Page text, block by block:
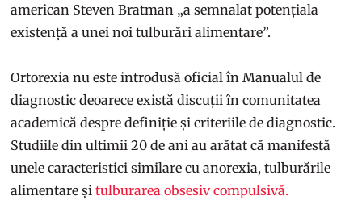
american Steven Bratman „a semnalat potențiala
existență a unei noi tulburări alimentare”.
Ortorexia nu este introdusă oficial în Manualul de
diagnostic deoarece există discuții în comunitatea
academică despre definiție și criteriile de diagnostic.
Studiile din ultimii 20 de ani au arătat că manifestă
unele caracteristici similare cu anorexia, tulburările
alimentare șitulburarea obsesiv compulsivă.